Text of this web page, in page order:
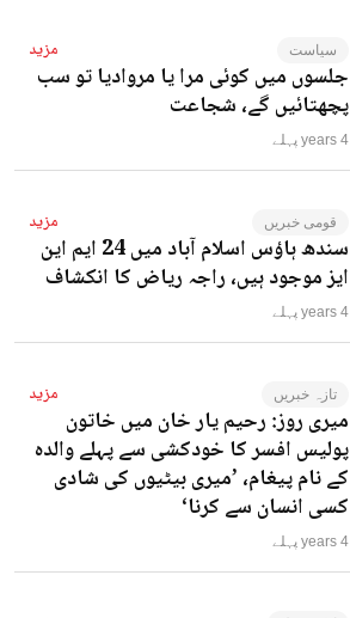
سیاست مزید
جلسوں میں کوئی مرا یا مروادیا تو سب
پچھتائیں گے، شجاعت
4 years پہلے
قومی خبریں مزید
سندھ ہاؤس اسلام آباد میں 24 ایم این
ایز موجود ہیں، راجہ ریاض کا انکشاف
4 years پہلے
تازہ خبریں مزید
میری روز: رحیم یار خان میں خاتون
پولیس افسر کا خودکشی سے پہلے والدہ
کے نام پیغام، ’میری بیٹیوں کی شادی
کسی انسان سے کرنا‘
4 years پہلے